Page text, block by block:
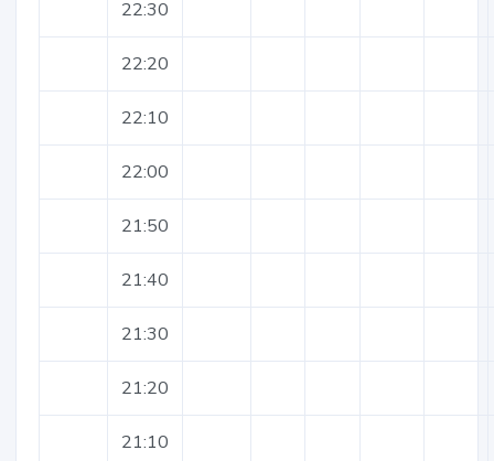
22:30
22:20
22:10
22:00
21:50
21:40
21:30
21:20
21:10